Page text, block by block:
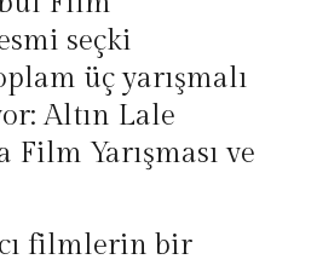
seçki
üç yarışmalı
Altın Lale
Film Yarışması ve
filmlerin bir